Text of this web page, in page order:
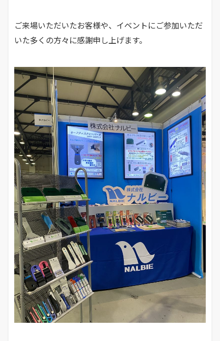
ご来場いただいたお客様や、イベントにご参加いただ
いた多くの方々に感謝申し上げます。